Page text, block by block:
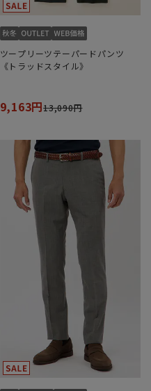
ツープリーツテーパードパンツ
《トラッドスタイル》
9,163円13,090円